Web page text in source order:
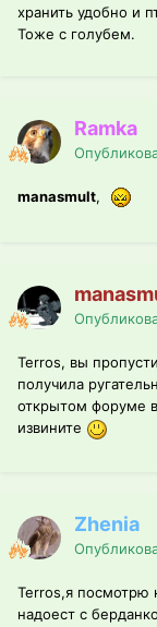
хранить удобно и
Тоже с голубем.
Ramka
manasmult,
Terros, вы
получила
открытом форуме
извините
Zhenia
Теrros,я посмотрю
надоест с